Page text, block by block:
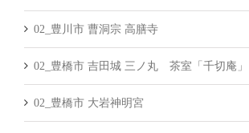
02_豊川市 曹洞宗 高膳寺
02_豊橋市 吉田城 三ノ丸 茶室「千切庵」
02_豊橋市 大岩神明宮